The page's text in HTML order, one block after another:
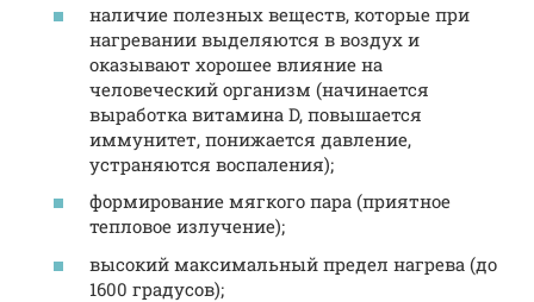
наличие полезных веществ, которые при
нагревании выделяются в воздух и
оказывают хорошее влияние на
человеческий организм (начинается
выработка витамина D, повышается
иммунитет, понижается давление,
устраняются воспаления);
формирование мягкого пара (приятное
тепловое излучение);
высокий максимальный предел нагрева (до
1600 градусов);